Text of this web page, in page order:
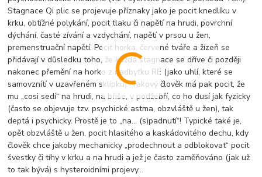
Stagnace Qi plic se projevuje příznaky jako je pocit knedlíku v
krku, obtížné polykání, pocit tlaku či napětí na hrudi, povrchní
dýchání, časté zívání a vzdychání, napětí v prsou u žen,
premenstruační napětí. Pocit horka, červené tváře a žízeň se
přidávají v důsledku toho, že každá stagnace se dříve či později
nakonec přemění na horko z nadbytku RE (jako uhlí, které se
samovznítí v uzavřeném sklípku). Takový člověk má pak pocit, že
mu „cosi sedí“ na hrudi, na břiše, v podžebří, co ho dusí jak fyzicky
(často se objevuje tzv. psychické astma, obzvláště u žen), tak
deptá i psychicky. Prostě je to „na… (s)padnutí“! Typické také je,
opět obzvláště u žen, pocit hlasitého a kaskádovitého dechu, kdy
člověk chce jakoby mechanicky „prodechnout a odblokovat“ pocit
švestky či tíhy v krku a na hrudi a jež je často zaměňováno (jak už
to tak bývá) s hysteroidními projevy…